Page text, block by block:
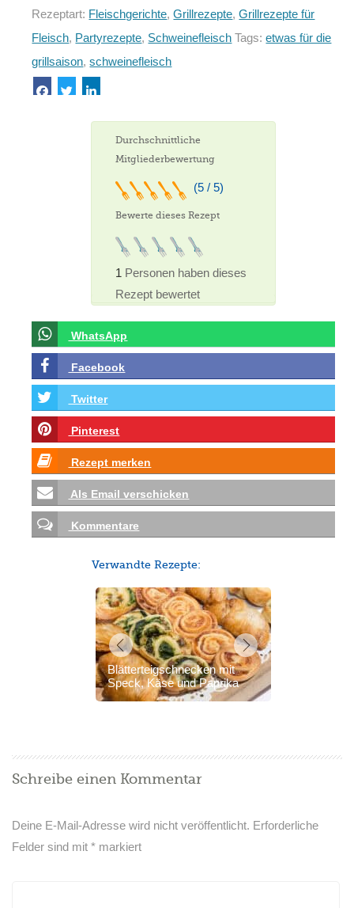
Rezeptart: Fleischgerichte,Grillrezepte,Grillrezepte für
Fleisch, Partyrezepte, Schweinefleisch Tags:etwas für die
grillsaison,schweinefleisch
Durchschnittliche
Mitgliederbewertung
(5 / 5)
Bewerte dieses Rezept
1 Personen haben dieses
Rezept bewertet
WhatsApp
Facebook
Twitter
Pinterest
Rezept merken
Als Email verschicken
Kommentare
Verwandte Rezepte:
Blätterteigschnecken mit
Speck, Käse und Paprika
Schreibe einen Kommentar
Deine E-Mail-Adresse wird nicht veröffentlicht. Erforderliche
Felder sind mit* markiert